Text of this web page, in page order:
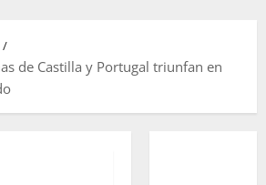
de Castilla y Portugal triunfan en